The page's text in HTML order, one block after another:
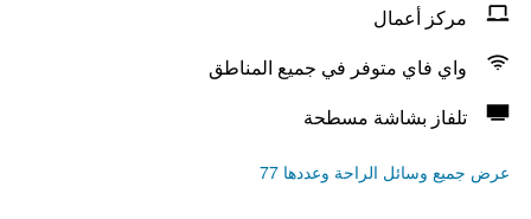
مركز أعمال
واي فاي متوفر في جميع المناطق
تلفاز بشاشة مسطحة
عرض جميع وسائل الراحة وعددها 77